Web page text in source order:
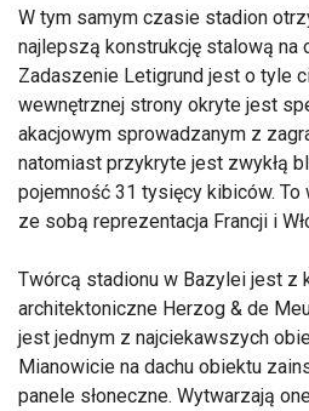
W tym samym czasie stadion
najlepszą konstrukcję stalową na
Zadaszenie Letigrund jest o tyle
wewnętrznej strony okryte jest
akacjowym sprowadzanym z
natomiast przykryte jest zwykłą
pojemność 31 tysięcy kibiców. To
ze sobą reprezentacja Francji i
Twórcą stadionu w Bazylei jest z
architektoniczne Herzog & de
jest jednym z najciekawszych
Mianowicie na dachu obiektu
panele słoneczne. Wytwarzają